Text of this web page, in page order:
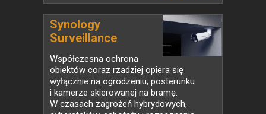
Synology
Surveillance
Station...
Współczesna ochrona
obiektów coraz rzadziej opiera się
wyłącznie na ogrodzeniu, posterunku
i kamerze skierowanej na bramę.
W czasach zagrożeń hybrydowych,